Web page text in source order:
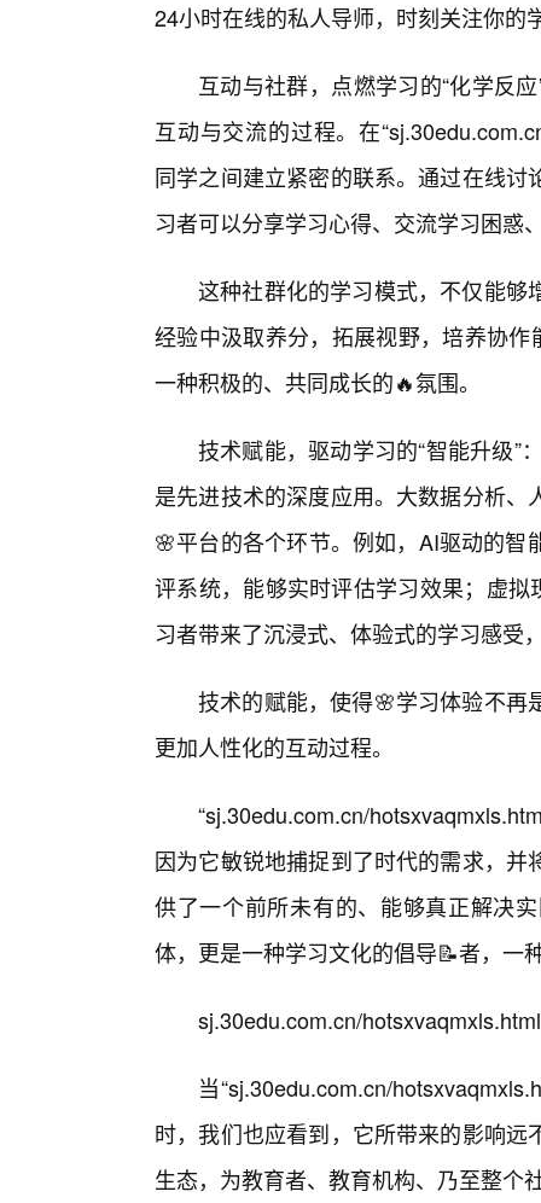
24小时在线的私人导师，时刻关注你的
互动与社群，点燃学习的“化学反
互动与交流的过程。在
同学之间建立紧密的联系。通过在线
习者可以分享学习心得、交流学习困惑
这种社群化的学习模式，不仅能够
经验中汲取养分，拓展视野，培养协
一种积极的、共同成长的🔥氛围。
技术赋能，驱动学习的“智能升级”
是先进技术的深度应用。大数据分析
🌸平台的各个环节。例如，AI驱动的
评系统，能够实时评估学习效果；虚
习者带来了沉浸式、体验式的学习感受
技术的赋能，使得🌸学习体验不再
更加人性化的互动过程。
“sj.30edu.com.cn/
因为它敏锐地捕捉到了时代的需求，
供了一个前所未有的、能够真正解决
体，更是一种学习文化的倡导📝者，一
sj.30edu.com.cn/
当“sj.30edu.com.cn/
时，我们也应看到，它所带来的影响
生态，为教育者、教育机构、乃至整个